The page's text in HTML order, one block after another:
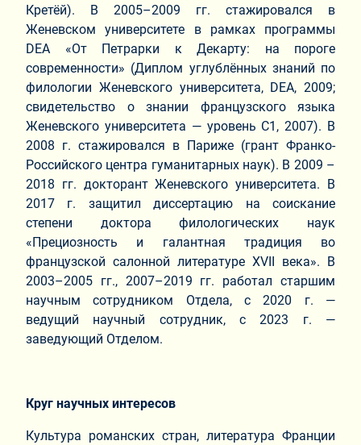
Кретёй). В 2005–2009 гг. стажировался в
Женевском университете в рамках программы
DEA «От Петрарки к Декарту: на пороге
современности» (Диплом углублённых знаний по
филологии Женевского университета, DEA, 2009;
свидетельство о знании французского языка
Женевского университета — уровень C1, 2007). В
2008 г. стажировался в Париже (грант Франко-
Российского центра гуманитарных наук). В 2009 –
2018 гг. докторант Женевского университета. В
2017 г. защитил диссертацию на соискание
степени доктора филологических наук
«Прециозность и галантная традиция во
французской салонной литературе XVII века». В
2003–2005 гг., 2007–2019 гг. работал старшим
научным сотрудником Отдела, с 2020 г. —
ведущий научный сотрудник, с 2023 г. —
заведующий Отделом.
Круг научных интересов
Культура романских стран, литература Франции